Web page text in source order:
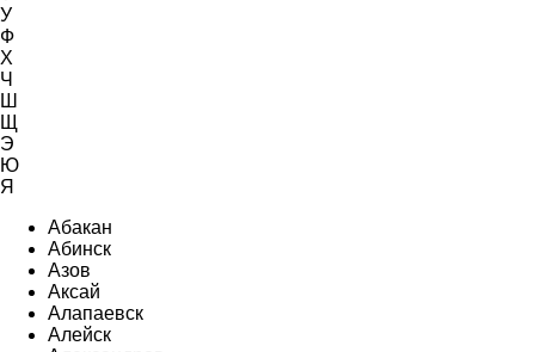
У
Ф
Х
Ч
Ш
Щ
Э
Ю
Я
Абакан
Абинск
Азов
Аксай
Алапаевск
Алейск